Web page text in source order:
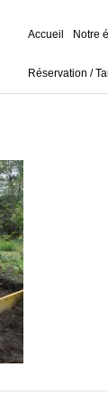
Accueil
Notre
Réservation /